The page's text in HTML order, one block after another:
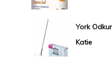
York
Katie